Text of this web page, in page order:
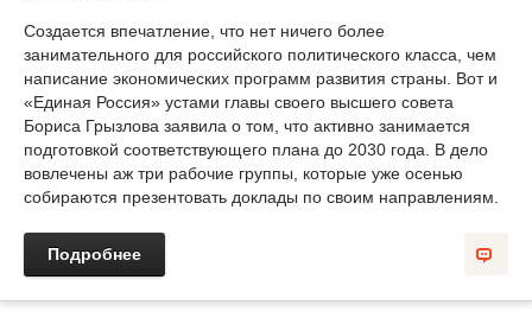
Создается впечатление, что нет ничего более
занимательного для российского политического класса, чем
написание экономических программ развития страны. Вот и
«Единая Россия» устами главы своего высшего совета
Бориса Грызлова заявила о том, что активно занимается
подготовкой соответствующего плана до 2030 года. В дело
вовлечены аж три рабочие группы, которые уже осенью
собираются презентовать доклады по своим направлениям.
Подробнее